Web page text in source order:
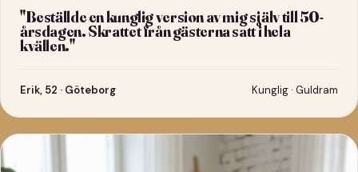
"Beställde en kunglig version av mig själv till 50-
årsdagen. Skrattet från gästerna satt i hela
kvällen."
Erik, 52 · Göteborg Kunglig · Guldram